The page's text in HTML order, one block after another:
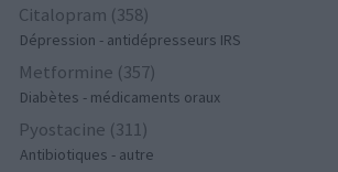
Citalopram (358)
Dépression - antidépresseurs IRS
Metformine (357)
Diabètes - médicaments oraux
Pyostacine (311)
Antibiotiques - autre